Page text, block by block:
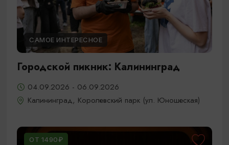
САМОЕ ИНТЕРЕСНОЕ
Городской пикник: Калининград
04.09.2026 - 06.09.2026
Калининград, Королевский парк (ул. Юношеская)
ОТ 1490₽